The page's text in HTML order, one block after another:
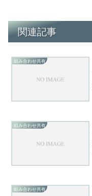
関連記事
組み合わせ共有
組み合わせ共有
組み合わせ共有